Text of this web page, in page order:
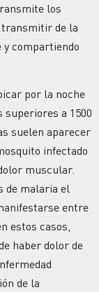
los
transmitir de la
compartiendo
por la noche
a 1500
suelen aparecer
infectado
muscular.
de malaria el
entre
estos casos,
haber dolor de
de la